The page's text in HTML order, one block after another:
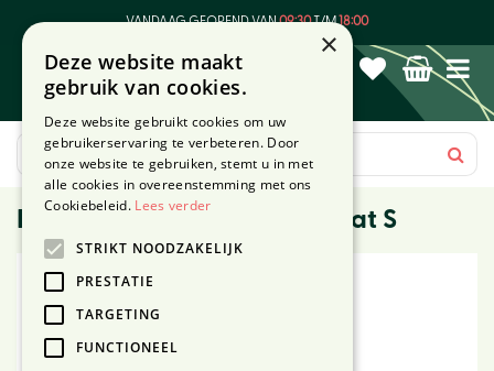
VANDAAG GEOPEND VAN09:30T/M18:00
Rouwboeket Segbroek - maat S
×
Deze website maakt
gebruik van cookies.
Deze website gebruikt cookies om uw
gebruikerservaring te verbeteren. Door
onze website te gebruiken, stemt u in met
alle cookies in overeenstemming met ons
Cookiebeleid. Lees verder
STRIKT NOODZAKELIJK
PRESTATIE
TARGETING
FUNCTIONEEL